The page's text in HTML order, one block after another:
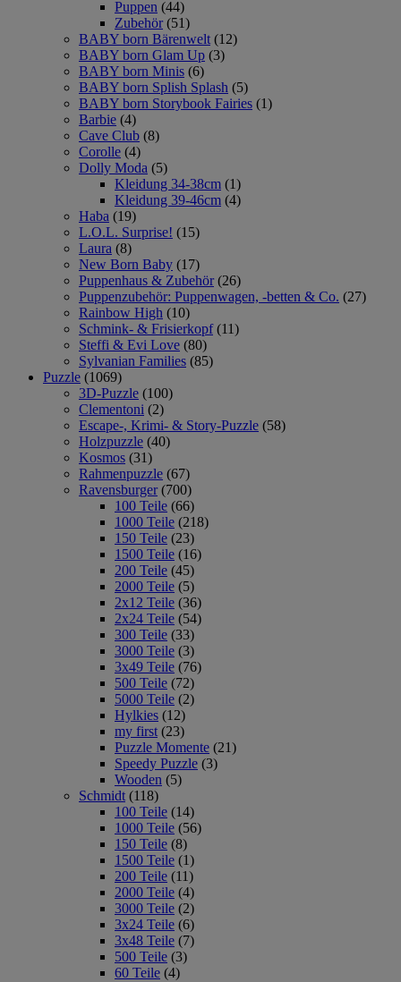
Puppen (44)
Zubehör (51)
BABY born Bärenwelt (12)
BABY born Glam Up (3)
BABY born Minis (6)
BABY born Splish Splash (5)
BABY born Storybook Fairies (1)
Barbie (4)
Cave Club (8)
Corolle (4)
Dolly Moda (5)
Kleidung 34-38cm (1)
Kleidung 39-46cm (4)
Haba (19)
L.O.L. Surprise! (15)
Laura (8)
New Born Baby (17)
Puppenhaus & Zubehör (26)
Puppenzubehör: Puppenwagen, -betten & Co. (27)
Rainbow High (10)
Schmink- & Frisierkopf (11)
Steffi & Evi Love (80)
Sylvanian Families (85)
Puzzle (1069)
3D-Puzzle (100)
Clementoni (2)
Escape-, Krimi- & Story-Puzzle (58)
Holzpuzzle (40)
Kosmos (31)
Rahmenpuzzle (67)
Ravensburger (700)
100 Teile (66)
1000 Teile (218)
150 Teile (23)
1500 Teile (16)
200 Teile (45)
2000 Teile (5)
2x12 Teile (36)
2x24 Teile (54)
300 Teile (33)
3000 Teile (3)
3x49 Teile (76)
500 Teile (72)
5000 Teile (2)
Hylkies (12)
my first (23)
Puzzle Momente (21)
Speedy Puzzle (3)
Wooden (5)
Schmidt (118)
100 Teile (14)
1000 Teile (56)
150 Teile (8)
1500 Teile (1)
200 Teile (11)
2000 Teile (4)
3000 Teile (2)
3x24 Teile (6)
3x48 Teile (7)
500 Teile (3)
60 Teile (4)